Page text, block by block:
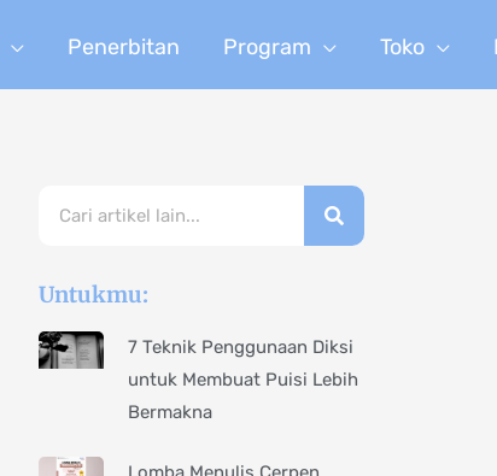
Penerbitan Program Toko
Untukmu:
7 Teknik Penggunaan Diksi
untuk Membuat Puisi Lebih
Bermakna